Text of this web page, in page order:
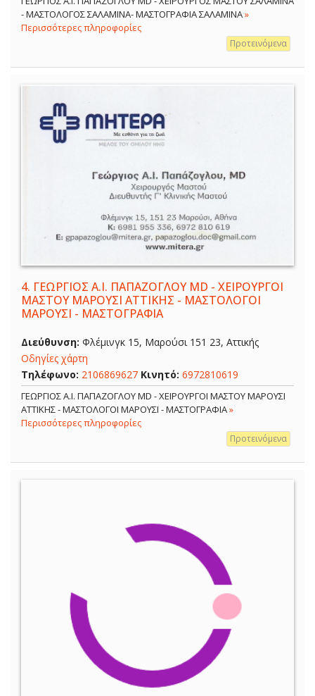
- ΜΑΣΤΟΛΟΓΟΣ ΣΑΛΑΜΙΝΑ- ΜΑΣΤΟΓΡΑΦΙΑ ΣΑΛΑΜΙΝΑ»
Περισσότερες πληροφορίες
Προτεινόμενα
4. ΓΕΩΡΓΙΟΣ Α.Ι. ΠΑΠΑΖΟΓΛΟΥ MD - ΧΕΙΡΟΥΡΓΟΙ
ΜΑΣΤΟΥ ΜΑΡΟΥΣΙ ΑΤΤΙΚΗΣ - ΜΑΣΤΟΛΟΓΟΙ
ΜΑΡΟΥΣΙ - ΜΑΣΤΟΓΡΑΦΙΑ
Διεύθυνση: Φλέμινγκ 15, Μαρούσι 151 23, Αττικής
Οδηγίες χάρτη
Τηλέφωνο: 2106869627 Κινητό: 6972810619
ΓΕΩΡΓΙΟΣ Α.Ι. ΠΑΠΑΖΟΓΛΟΥ MD - ΧΕΙΡΟΥΡΓΟΙ ΜΑΣΤΟΥ ΜΑΡΟΥΣΙ
ΑΤΤΙΚΗΣ - ΜΑΣΤΟΛΟΓΟΙ ΜΑΡΟΥΣΙ - ΜΑΣΤΟΓΡΑΦΙΑ»
Περισσότερες πληροφορίες
Προτεινόμενα